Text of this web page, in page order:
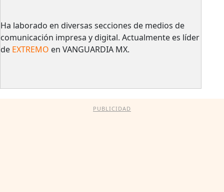
Ha laborado en diversas secciones de medios de
comunicación impresa y digital. Actualmente es líder
de EXTREMO en VANGUARDIA MX.
PUBLICIDAD